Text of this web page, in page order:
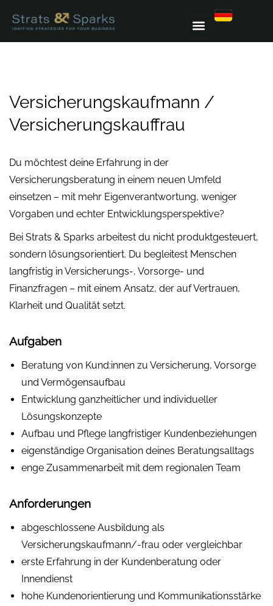
Versicherungskaufmann /
Versicherungskauffrau
Du möchtest deine Erfahrung in der
Versicherungsberatung in einem neuen Umfeld
einsetzen – mit mehr Eigenverantwortung, weniger
Vorgaben und echter Entwicklungsperspektive?
Bei Strats & Sparks arbeitest du nicht produktgesteuert,
sondern lösungsorientiert. Du begleitest Menschen
langfristig in Versicherungs-, Vorsorge- und
Finanzfragen – mit einem Ansatz, der auf Vertrauen,
Klarheit und Qualität setzt.
Aufgaben
Beratung von Kund:innen zu Versicherung, Vorsorge
und Vermögensaufbau
Entwicklung ganzheitlicher und individueller
Lösungskonzepte
Aufbau und Pflege langfristiger Kundenbeziehungen
eigenständige Organisation deines Beratungsalltags
enge Zusammenarbeit mit dem regionalen Team
Anforderungen
abgeschlossene Ausbildung als
Versicherungskaufmann/-frau oder vergleichbar
erste Erfahrung in der Kundenberatung oder
Innendienst
hohe Kundenorientierung und Kommunikationsstärke